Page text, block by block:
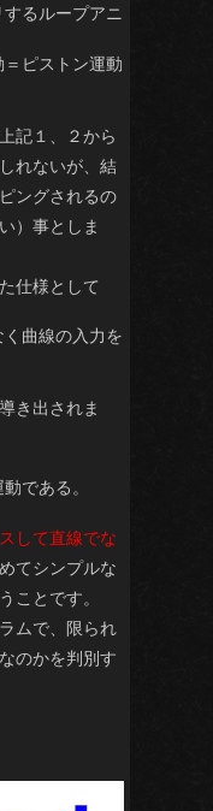
るループアニ
ピストン運動
記１、２から
れないが、結
ングされるの
）事としま
仕様として
曲線の入力を
き出されま
である。
して直線でな
てシンプルな
ことです。
ムで、限られ
のかを判別す